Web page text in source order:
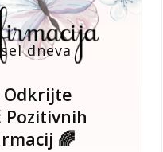
dneva
Odkrijte
Pozitivnih
🌈